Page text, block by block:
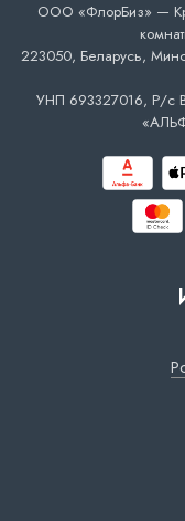
ООО «ФлорБиз» —
223050, Беларусь,
УНП 693327016, Р/с